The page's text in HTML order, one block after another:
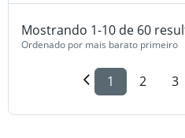
Mostrando 1-10 de 60
Ordenado por mais barato primeiro
1 2 3